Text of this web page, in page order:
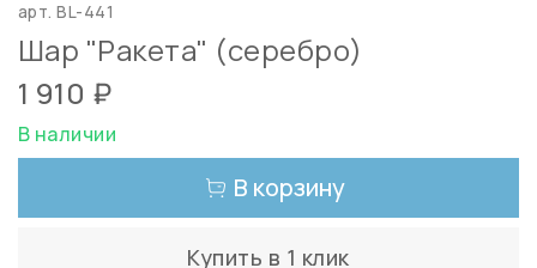
арт.BL-441
Шар "Ракета" (серебро)
1 910 ₽
В наличии
В корзину
Купить в 1 клик